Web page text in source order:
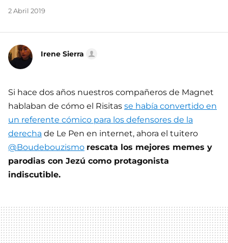
2 Abril 2019
Irene Sierra
Si hace dos años nuestros compañeros de Magnet
hablaban de cómo el Risitas se había convertido en
un referente cómico para los defensores de la
derecha de Le Pen en internet, ahora el tuitero
@Boudebouzismo rescata los mejores memes y
parodias con Jezú como protagonista
indiscutible.